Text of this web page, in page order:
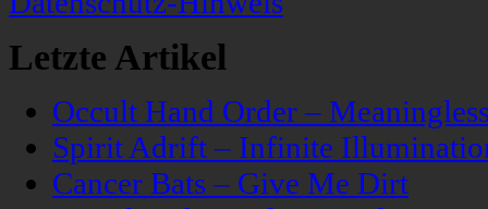
Letzte Artikel
Occult Hand Order –
Spirit Adrift – Infinite
Cancer Bats – Give Me Dirt